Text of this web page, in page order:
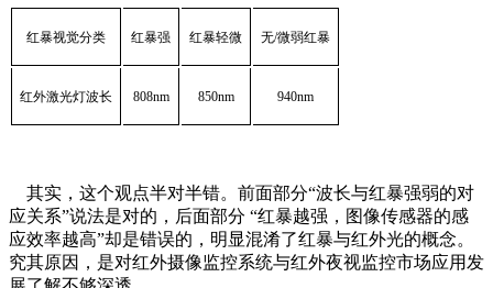
红暴视觉分类 红暴强 红暴轻微 无/微弱红暴
红外激光灯波长 808nm 850nm 940nm
其实，这个观点半对半错。前面部分“波长与红暴强弱的对
应关系”说法是对的，后面部分 “红暴越强，图像传感器的感
应效率越高”却是错误的，明显混淆了红暴与红外光的概念。
究其原因，是对红外摄像监控系统与红外夜视监控市场应用发